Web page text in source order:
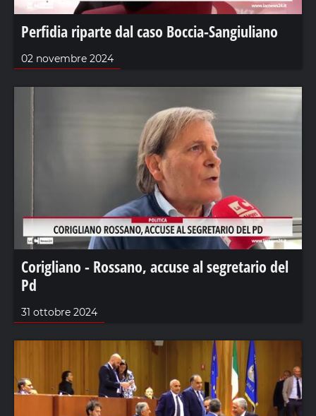
Perfidia riparte dal caso Boccia-Sangiuliano
02 novembre 2024
Corigliano - Rossano, accuse al segretario del
Pd
31 ottobre 2024